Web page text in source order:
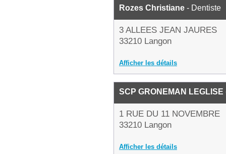
Rozes Christiane - Dentiste
3 ALLEES JEAN JAURES
33210 Langon
Afficher les détails
SCP GRONEMAN LEGLISE
1 RUE DU 11 NOVEMBRE
33210 Langon
Afficher les détails